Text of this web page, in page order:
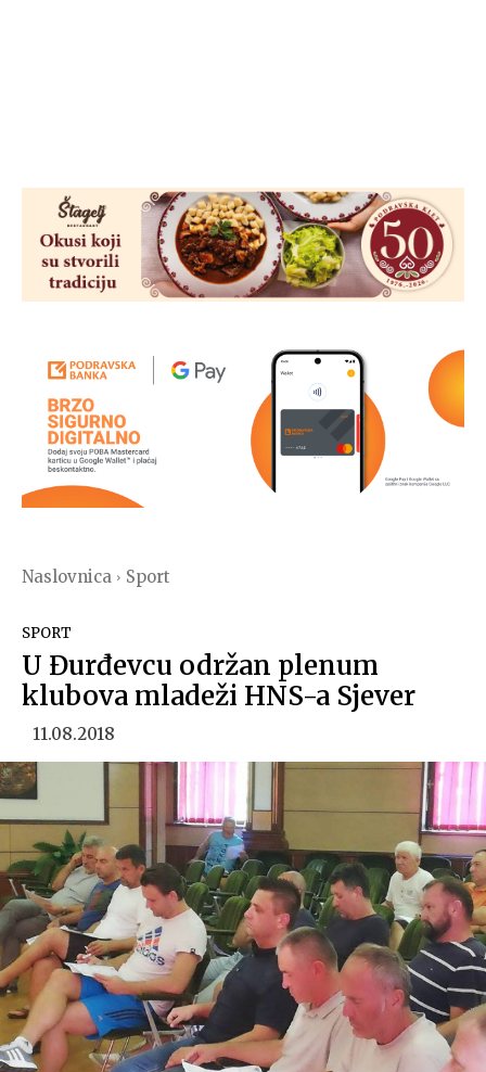
Naslovnica Sport
SPORT
U Đurđevcu održan plenum
klubova mladeži HNS-a Sjever
11.08.2018